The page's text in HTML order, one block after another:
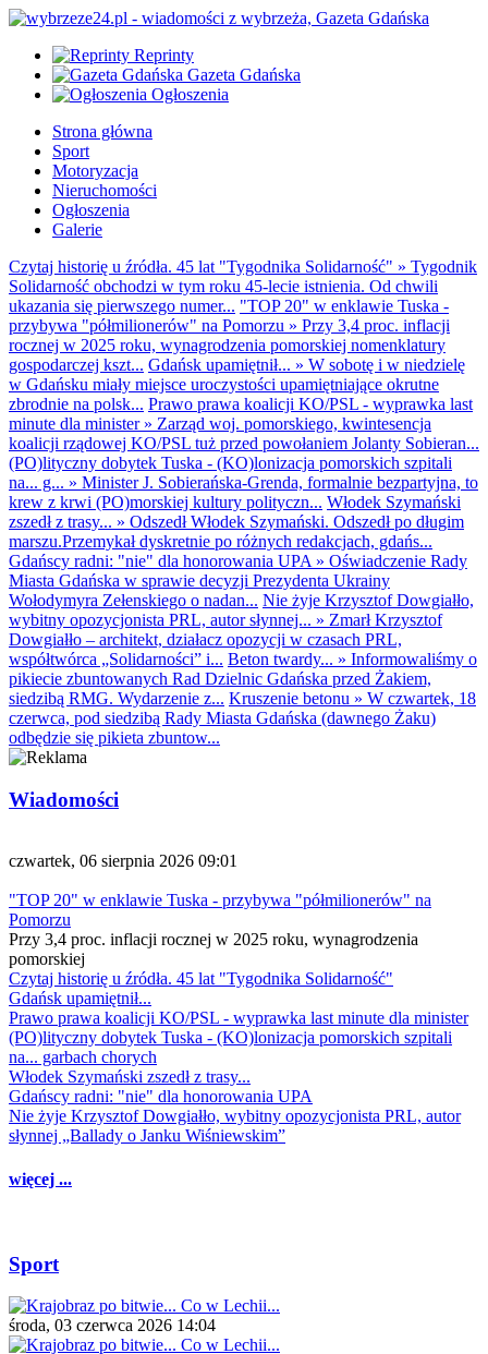
Reprinty
Gazeta Gdańska
Ogłoszenia
Strona główna
Sport
Motoryzacja
Nieruchomości
Ogłoszenia
Galerie
Czytaj historię u źródła. 45 lat "Tygodnika Solidarność" » Tygodnik
Solidarność obchodzi w tym roku 45-lecie istnienia. Od chwili
ukazania się pierwszego numer... "TOP 20" w enklawie Tuska -
przybywa "półmilionerów" na Pomorzu » Przy 3,4 proc. inflacji
rocznej w 2025 roku, wynagrodzenia pomorskiej nomenklatury
gospodarczej kszt... Gdańsk upamiętnił... » W sobotę i w niedzielę
w Gdańsku miały miejsce uroczystości upamiętniające okrutne
zbrodnie na polsk... Prawo prawa koalicji KO/PSL - wyprawka last
minute dla minister» Zarząd woj. pomorskiego, kwintesencja
koalicji rządowej KO/PSL tuż przed powołaniem Jolanty Sobieran...
(PO)lityczny dobytek Tuska - (KO)lonizacja pomorskich szpitali
na... g... » Minister J. Sobierańska-Grenda, formalnie bezpartyjna, to
krew z krwi (PO)morskiej kultury polityczn... Włodek Szymański
zszedł z trasy... » Odszedł Włodek Szymański. Odszedł po długim
marszu.Przemykał dyskretnie po różnych redakcjach, gdańs...
Gdańscy radni: "nie" dla honorowania UPA » Oświadczenie Rady
Miasta Gdańska w sprawie decyzji Prezydenta Ukrainy
Wołodymyra Zełenskiego o nadan... Nie żyje Krzysztof Dowgiałło,
wybitny opozycjonista PRL, autor słynnej... » Zmarł Krzysztof
Dowgiałło – architekt, działacz opozycji w czasach PRL,
współtwórca „Solidarności” i... Beton twardy... » Informowaliśmy o
pikiecie zbuntowanych Rad Dzielnic Gdańska przed Żakiem,
siedzibą RMG. Wydarzenie z... Kruszenie betonu » W czwartek, 18
czerwca, pod siedzibą Rady Miasta Gdańska (dawnego Żaku)
odbędzie się pikieta zbuntow...
Wiadomości
czwartek, 06 sierpnia 2026 09:01
"TOP 20" w enklawie Tuska - przybywa "półmilionerów" na
Pomorzu
Przy 3,4 proc. inflacji rocznej w 2025 roku, wynagrodzenia
pomorskiej
Czytaj historię u źródła. 45 lat "Tygodnika Solidarność"
Gdańsk upamiętnił...
Prawo prawa koalicji KO/PSL - wyprawka last minute dla minister
(PO)lityczny dobytek Tuska - (KO)lonizacja pomorskich szpitali
na... garbach chorych
Włodek Szymański zszedł z trasy...
Gdańscy radni: "nie" dla honorowania UPA
Nie żyje Krzysztof Dowgiałło, wybitny opozycjonista PRL, autor
słynnej „Ballady o Janku Wiśniewskim”
więcej ...
Sport
środa, 03 czerwca 2026 14:04